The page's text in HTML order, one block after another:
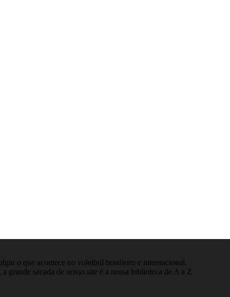
o que acontece no voleibol brasileiro e internacional.
grande sacada de nosso site é a nossa biblioteca de A a Z